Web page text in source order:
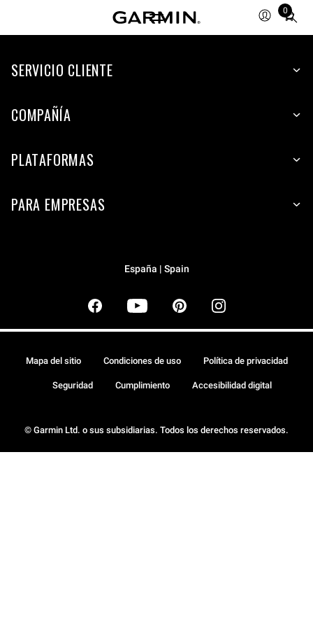
0
Total
items
cart:
SERVICIO CLIENTE
COMPAÑÍA
PLATAFORMAS
PARA EMPRESAS
España | Spain
© Garmin Ltd. o sus subsidiarias. Todos los derechos reservados.
Mapa del sitio Condiciones de uso Política de privacidad
Seguridad Cumplimiento Accesibilidad digital